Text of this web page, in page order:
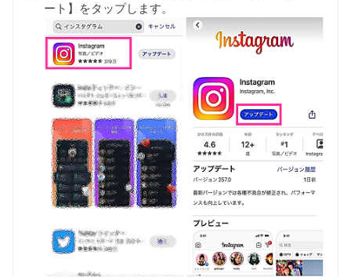
ート】をタップします。